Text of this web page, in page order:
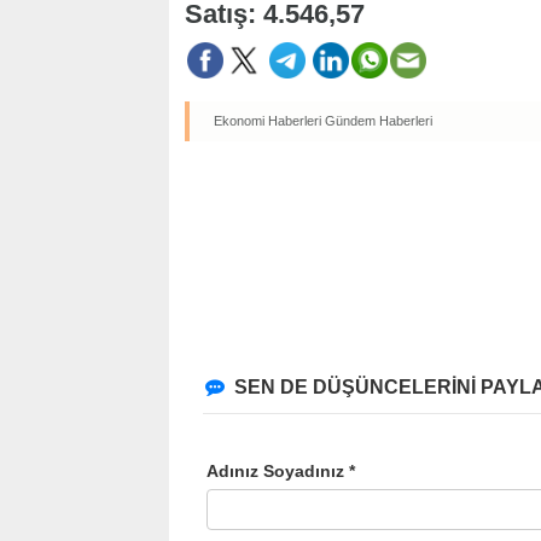
Satış: 4.546,57
Ekonomi Haberleri Gündem Haberleri
SEN DE DÜŞÜNCELERİNİ
Adınız Soyadınız *